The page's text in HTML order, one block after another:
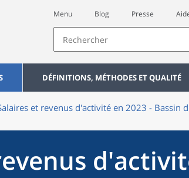
Menu Blog Presse
DÉFINITIONS, MÉTHODES ET QUALITÉ
et revenus d'activité en 2023 - Bassin